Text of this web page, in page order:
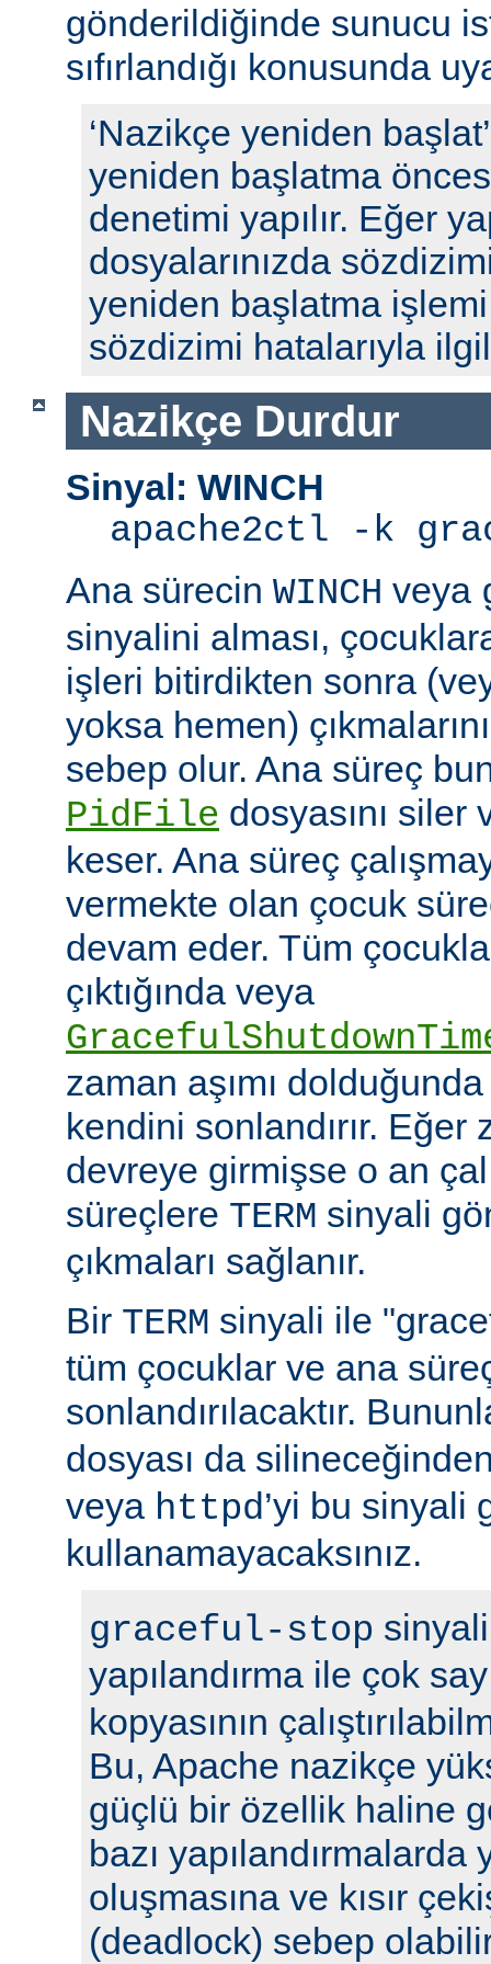
gönderildiğinde sunucu
sıfırlandığı konusunda
‘Nazikçe yeniden
yeniden başlatma
denetimi yapılır. Eğer
dosyalarınızda
yeniden başlatma
sözdizimi hatalarıyla
Nazikçe Durdur
Sinyal: WINCH
apache2ctl -k
Ana sürecin WINCH veya
sinyalini alması,
işleri bitirdikten sonra
yoksa hemen)
sebep olur. Ana süreç
PidFile dosyasını
keser. Ana süreç
vermekte olan çocuk
devam eder. Tüm
çıktığında veya
zaman aşımı
kendini sonlandırır. Eğer
devreye girmişse o an
süreçlere TERM sinyali
çıkmaları sağlanır.
Bir TERM sinyali ile
tüm çocuklar ve ana
sonlandırılacaktır.
dosyası da
veya httpd’yi bu sinyali
kullanamayacaksınız.
graceful-stop
yapılandırma ile çok
kopyasının
Bu, Apache nazikçe
güçlü bir özellik haline
bazı yapılandırmalarda
oluşmasına ve kısır
(deadlock) sebep